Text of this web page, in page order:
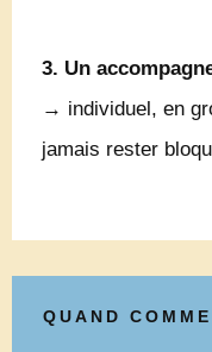
3. Un
→ individuel, en
jamais rester
QUAND